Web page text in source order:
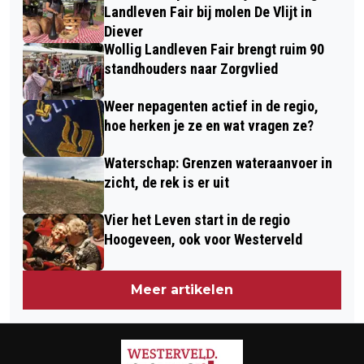
Landleven Fair bij molen De Vlijt in
Diever
Wollig Landleven Fair brengt ruim 90
standhouders naar Zorgvlied
Weer nepagenten actief in de regio,
hoe herken je ze en wat vragen ze?
Waterschap: Grenzen wateraanvoer in
zicht, de rek is er uit
Vier het Leven start in de regio
Hoogeveen, ook voor Westerveld
Meer artikelen